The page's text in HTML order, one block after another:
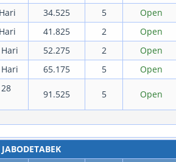
34.525 5
Open
41.825 2
Open
52.275 2
Open
65.175 5 Open
91.525 5 Open